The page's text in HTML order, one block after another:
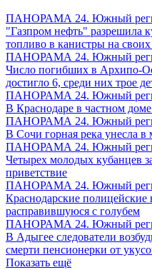
ПАНОРАМА 24. Южный
"Газпром нефть" разрешила
топливо в канистры на своих
ПАНОРАМА 24. Южный
Число погибших в Архипо-
достигло 6, среди них трое
ПАНОРАМА 24. Южный
В Краснодаре в частном
ПАНОРАМА 24. Южный
В Сочи горная река унесла
ПАНОРАМА 24. Южный
Четырех молодых кубанцев
приветствие
ПАНОРАМА 24. Южный
Краснодарские
расправившуюся с голубем
ПАНОРАМА 24. Южный
В Адыгее следователи
смерти пенсионерки от
Показать ещё